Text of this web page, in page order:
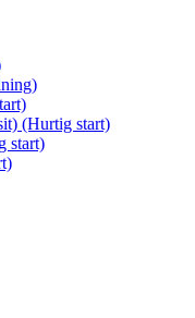
(Hurtig start)
start)